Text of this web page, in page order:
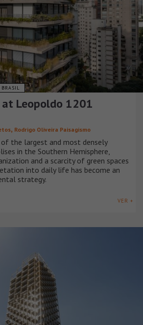
BRASIL
Leopoldo 1201
, Rodrigo Oliveira Paisagismo
the largest and most densely
in the Southern Hemisphere,
and a scarcity of green spaces
into daily life has become an
strategy.
VER +